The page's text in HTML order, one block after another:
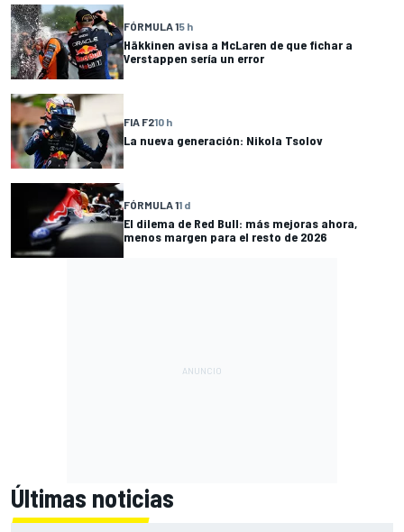
FÓRMULA 15 h
Häkkinen avisa a McLaren de que fichar a
Verstappen sería un error
FIA F210 h
La nueva generación: Nikola Tsolov
FÓRMULA 11 d
El dilema de Red Bull: más mejoras ahora,
menos margen para el resto de 2026
Últimas noticias